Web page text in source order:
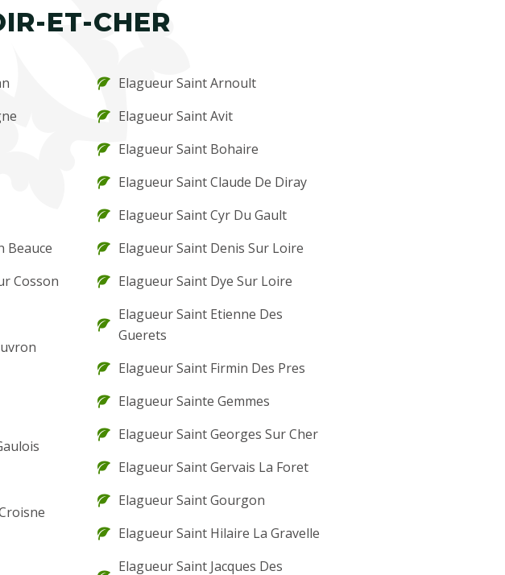
ET-CHER
Beauce
Cosson
Elagueur Saint Arnoult
Elagueur Saint Avit
Elagueur Saint Bohaire
Elagueur Saint Claude De Diray
Elagueur Saint Cyr Du Gault
Elagueur Saint Denis Sur Loire
Elagueur Saint Dye Sur Loire
Elagueur Saint Etienne Des
Guerets
Elagueur Saint Firmin Des Pres
Elagueur Sainte Gemmes
Elagueur Saint Georges Sur Cher
Elagueur Saint Gervais La Foret
Elagueur Saint Gourgon
Elagueur Saint Hilaire La Gravelle
Elagueur Saint Jacques Des